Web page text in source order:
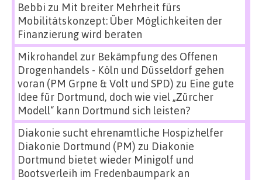
Bebbi zu Mit breiter Mehrheit fürs
Mobilitätskonzept: Über Möglichkeiten der
Finanzierung wird beraten
Mikrohandel zur Bekämpfung des Offenen
Drogenhandels - Köln und Düsseldorf gehen
voran (PM Grpne & Volt und SPD) zu Eine gute
Idee für Dortmund, doch wie viel „Zürcher
Modell“ kann Dortmund sich leisten?
Diakonie sucht ehrenamtliche Hospizhelfer
Diakonie Dortmund (PM) zu Diakonie
Dortmund bietet wieder Minigolf und
Bootsverleih im Fredenbaumpark an